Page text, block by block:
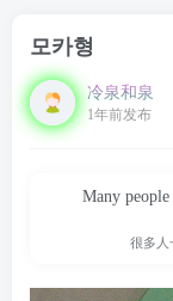
모카형
冷泉和泉
1年前发布
Many
很多人